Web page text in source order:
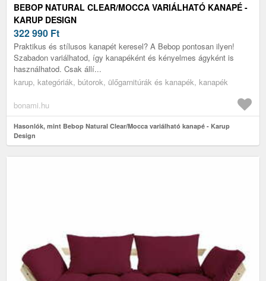
BEBOP NATURAL CLEAR/MOCCA VARIÁLHATÓ KANAPÉ -
KARUP DESIGN
322 990 Ft
Praktikus és stílusos kanapét keresel? A Bebop pontosan ilyen!
Szabadon variálhatod, így kanapéként és kényelmes ágyként is
használhatod. Csak állí...
karup, kategóriák, bútorok, ülőgarnitúrák és kanapék, kanapék
bonami.hu
Hasonlók, mint Bebop Natural Clear/Mocca variálható kanapé - Karup
Design